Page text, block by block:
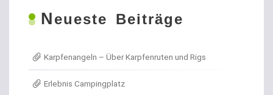
Angel- / Jagd- & Outdoormesser
Angelkoffer
Neueste Beiträge
Karpfenangeln – Über Karpfenruten und Rigs
Erlebnis Campingplatz